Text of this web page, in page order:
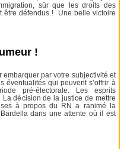
sûr que les droits des
être défendus ! Une belle victoire
!
embarquer par votre subjectivité et
éventualités qui peuvent s’offrir à
pré-électorale. Les esprits
La décision de la justice de mettre
à propos du RN a ranimé la
dans une attente où il est